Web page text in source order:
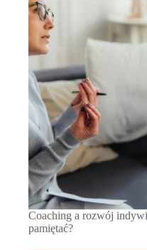
Coaching a rozwój
pamiętać?